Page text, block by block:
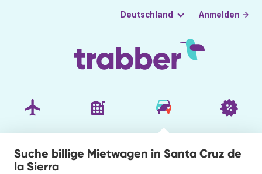
Deutschland Anmelden →
Suche billige Mietwagen in Santa Cruz de
la Sierra